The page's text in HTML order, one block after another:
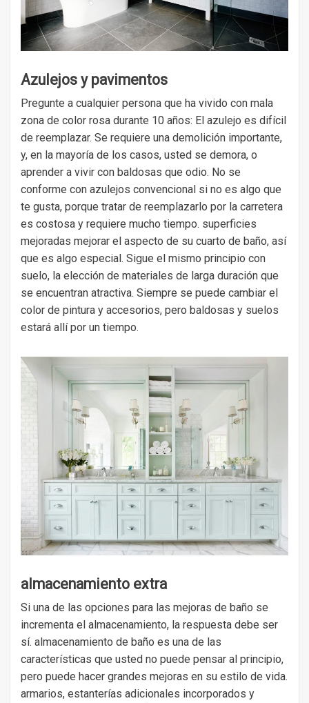
Azulejos y pavimentos
Pregunte a cualquier persona que ha vivido con mala
zona de color rosa durante 10 años: El azulejo es difícil
de reemplazar. Se requiere una demolición importante,
y, en la mayoría de los casos, usted se demora, o
aprender a vivir con baldosas que odio. No se
conforme con azulejos convencional si no es algo que
te gusta, porque tratar de reemplazarlo por la carretera
es costosa y requiere mucho tiempo. superficies
mejoradas mejorar el aspecto de su cuarto de baño, así
que es algo especial. Sigue el mismo principio con
suelo, la elección de materiales de larga duración que
se encuentran atractiva. Siempre se puede cambiar el
color de pintura y accesorios, pero baldosas y suelos
estará allí por un tiempo.
almacenamiento extra
Si una de las opciones para las mejoras de baño se
incrementa el almacenamiento, la respuesta debe ser
sí. almacenamiento de baño es una de las
características que usted no puede pensar al principio,
pero puede hacer grandes mejoras en su estilo de vida.
armarios, estanterías adicionales incorporados y